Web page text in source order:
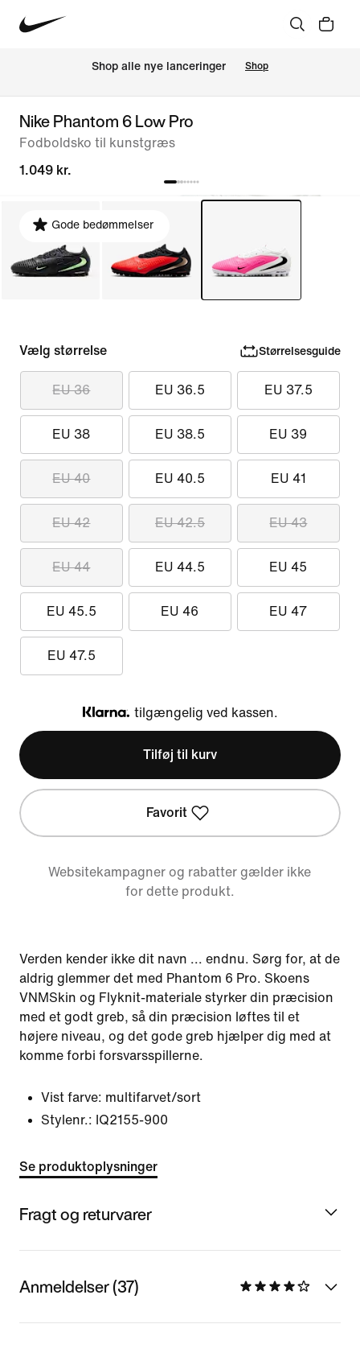
Shop alle nye lanceringer Shop
Nike Phantom 6 Low Pro
Fodboldsko til kunstgræs
1.049 kr.
Gode bedømmelser
Vælg størrelse Størrelsesguide
EU 36 EU 36.5 EU 37.5
EU 38 EU 38.5 EU 39
EU 40 EU 40.5 EU 41
EU 42 EU 42.5 EU 43
EU 44 EU 44.5 EU 45
EU 45.5 EU 46 EU 47
EU 47.5
Klarna
tilgængelig ved kassen.
Tilføj til kurv
Favorit
Websitekampagner og rabatter gælder ikke
for dette produkt.
Verden kender ikke dit navn ... endnu. Sørg for, at de
aldrig glemmer det med Phantom 6 Pro. Skoens
VNMSkin og Flyknit-materiale styrker din præcision
med et godt greb, så din præcision løftes til et
højere niveau, og det gode greb hjælper dig med at
komme forbi forsvarsspillerne.
Vist farve: multifarvet/sort
Stylenr.: IQ2155-900
Se produktoplysninger
Fragt og returvarer
Anmeldelser (37)